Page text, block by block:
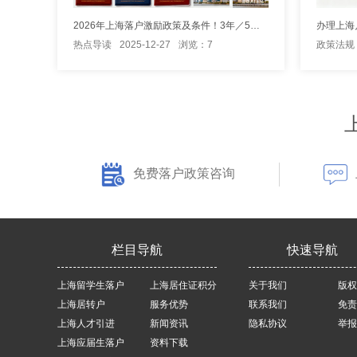
2026年上海落户激励政策及条件！3年／5年居转户落户上海！
热点导读
2025-12-27 浏览：7 政策法规
免费落户政策咨询
栏目导航
上海留学生落户
上海居转户
上海人才引进
上海应届生落户
上海居住证积分
服务优势
新闻资讯
资料下载
快速导航
关于我们
联系我们
隐私协议
版
免
举